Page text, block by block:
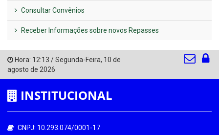
Consultar Convênios
Receber Informações sobre novos Repasses
Hora: 12:13 /Segunda-Feira, 10 de
agosto de 2026
INSTITUCIONAL
CNPJ: 10.293.074/0001-17